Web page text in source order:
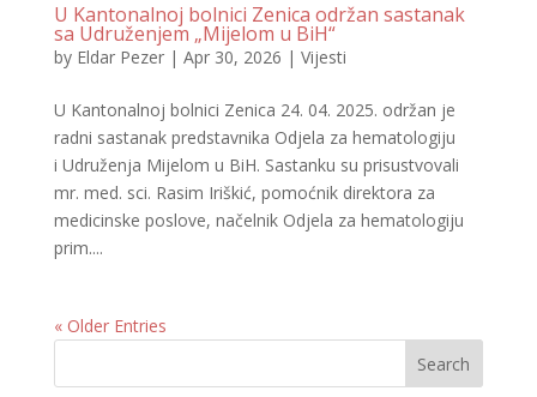
U Kantonalnoj bolnici Zenica održan sastanak
sa Udruženjem „Mijelom u BiH“
by Eldar Pezer| Apr 30, 2026 | Vijesti
U Kantonalnoj bolnici Zenica 24. 04. 2025. održan je
radni sastanak predstavnika Odjela za hematologiju
i Udruženja Mijelom u BiH. Sastanku su prisustvovali
mr. med. sci. Rasim Iriškić, pomoćnik direktora za
medicinske poslove, načelnik Odjela za hematologiju
prim....
« Older Entries
Search